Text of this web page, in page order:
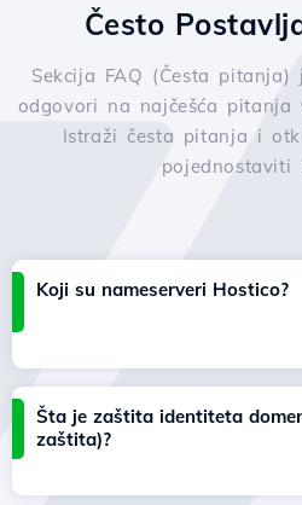
Često
Sekcija FAQ (Česta
odgovori na najčešća pitanja
Istraži česta pitanja i
pojednostaviti
Koji su nameserveri Hostico?
Šta je zaštita identiteta
zaštita)?